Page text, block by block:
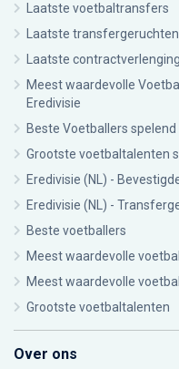
Laatste voetbaltransfers
Laatste transfergeruchten
Laatste
Meest waardevolle
Eredivisie
Beste Voetballers
Grootste voetbaltalenten
Eredivisie (NL) -
Eredivisie (NL) -
Beste voetballers
Meest waardevolle
Meest waardevolle
Grootste voetbaltalenten
Over ons